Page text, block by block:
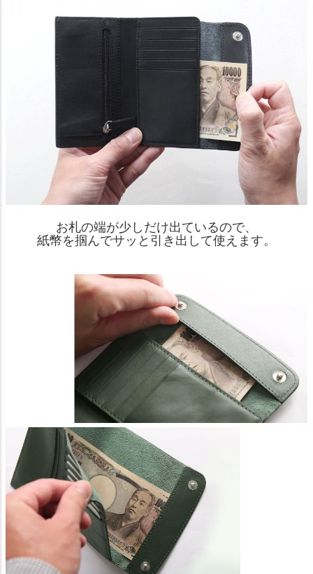
お札の端が少しだけ出ているので、
紙幣を掴んでサッと引き出して使えます。